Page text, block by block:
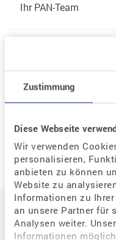
Zustimmung
Diese Webseite
Wir verwenden
personalisieren,
anbieten zu können
Website zu
Informationen zu
an unsere Partner für
Analysen weiter.
Informationen
Ihr PAN-Team
Auf einen